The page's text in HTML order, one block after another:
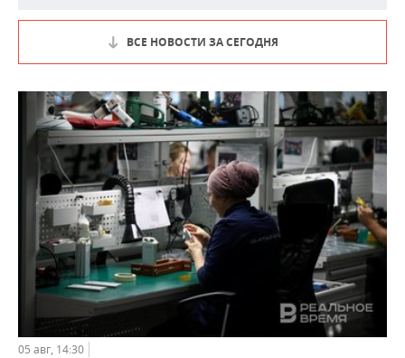
ВСЕ НОВОСТИ ЗА СЕГОДНЯ
05 авг, 14:30